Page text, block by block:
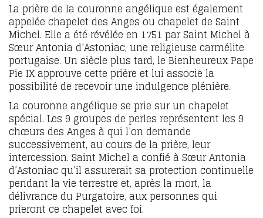
La prière de la couronne angélique est également
appelée chapelet des Anges ou chapelet de Saint
Michel. Elle a été révélée en 1751 par Saint Michel à
Sœur Antonia d’Astoniac, une religieuse carmélite
portugaise. Un siècle plus tard, le Bienheureux Pape
Pie IX approuve cette prière et lui associe la
possibilité de recevoir une indulgence plénière.
La couronne angélique se prie sur un chapelet
spécial. Les 9 groupes de perles représentent les 9
chœurs des Anges à qui l’on demande
successivement, au cours de la prière, leur
intercession. Saint Michel a confié à Sœur Antonia
d’Astoniac qu’il assurerait sa protection continuelle
pendant la vie terrestre et, après la mort, la
délivrance du Purgatoire, aux personnes qui
prieront ce chapelet avec foi.